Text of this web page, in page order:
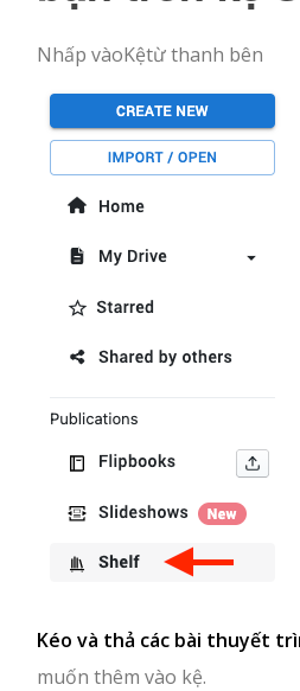
Nhấp vàoKệtừ thanh bên
Kéo và thả các bài thuyết
muốn thêm vào kệ.